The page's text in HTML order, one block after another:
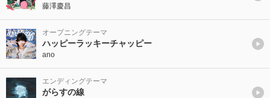
藤澤慶昌
オープニングテーマ
ハッピーラッキーチャッピー
ano
エンディングテーマ
がらすの線